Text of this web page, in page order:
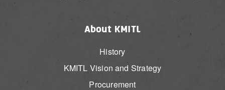
About KMITL
History
KMITL Vision and Strategy
Procurement